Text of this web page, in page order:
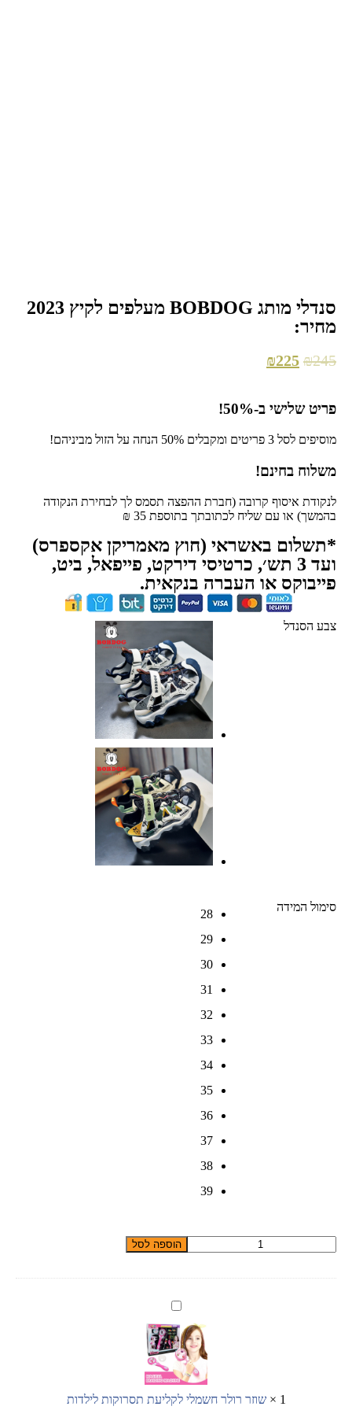
סנדלי מותג BOBDOG מעלפים לקיץ 2023
מחיר:
₪245
₪225
פריט שלישי ב-50%!
מוסיפים לסל 3 פריטים ומקבלים 50% הנחה על הזול מביניהם!
משלוח בחינם!
לנקודת איסוף קרובה (חברת ההפצה תסמס לך לבחירת הנקודה
בהמשך) או עם שליח לכתובתך בתוספת 35 ₪
*תשלום באשראי (חוץ מאמריקן אקספרס)
ועד 3 תש׳, כרטיסי דירקט, פייפאל, ביט,
פייבוקס או העברה בנקאית.
צבע הסנדל
סימול המידה
28
29
30
31
32
33
34
35
36
37
38
39
של
הוספה לסל
שוזר
חשמלי
לקליעת
תסרוקות
לילדות
1
×שוזר רולר חשמלי לקליעת תסרוקות לילדות